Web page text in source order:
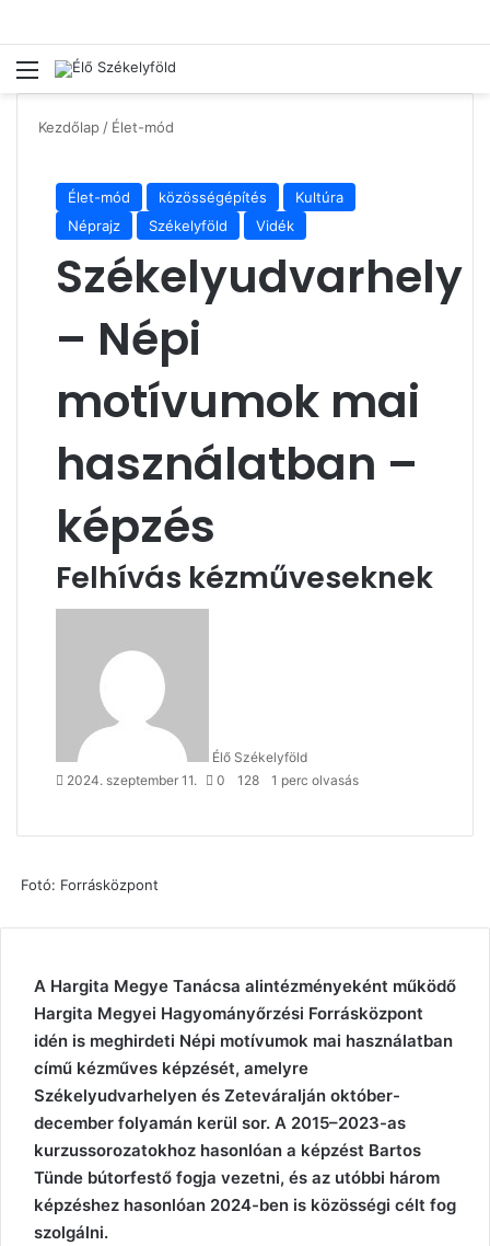
Menü
Kezdőlap / Élet-mód
Élet-mód közösségépítés
Kultúra
Néprajz
Székelyföld Vidék
Székelyudvarhely
– Népi
motívumok mai
használatban –
képzés
Felhívás kézműveseknek
Élő Székelyföld
2024. szeptember 11. 0 128 1 perc olvasás
Fotó: Forrásközpont
A Hargita Megye Tanácsa alintézményeként működő
Hargita Megyei Hagyományőrzési Forrásközpont
idén is meghirdeti Népi motívumok mai használatban
című kézműves képzését, amelyre
Székelyudvarhelyen és Zeteváralján október-
december folyamán kerül sor. A 2015–2023-as
kurzussorozatokhoz hasonlóan a képzést Bartos
Tünde bútorfestő fogja vezetni, és az utóbbi három
képzéshez hasonlóan 2024-ben is közösségi célt fog
szolgálni.